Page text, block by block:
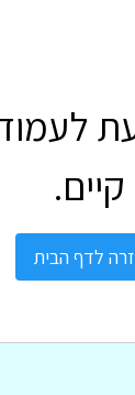
קיים.
לדף הבית